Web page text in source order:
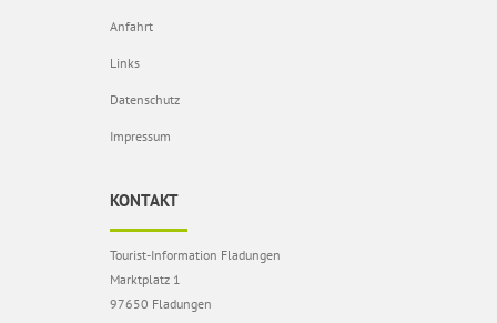
Anfahrt
Links
Datenschutz
Impressum
KONTAKT
Tourist-Information Fladungen
Marktplatz 1
97650 Fladungen